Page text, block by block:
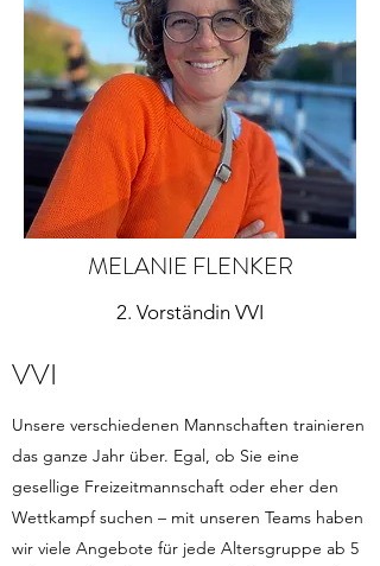
MELANIE FLENKER
2. Vorständin VVI
VVI
Unsere verschiedenen Mannschaften trainieren
das ganze Jahr über. Egal, ob Sie eine
gesellige Freizeitmannschaft oder eher den
Wettkampf suchen – mit unseren Teams haben
wir viele Angebote für jede Altersgruppe ab 5